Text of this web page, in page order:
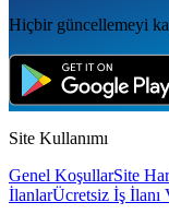
Hiçbir güncellemeyi
Site Kullanımı
Genel KoşullarSite
İlanlarÜcretsiz İş İlanı